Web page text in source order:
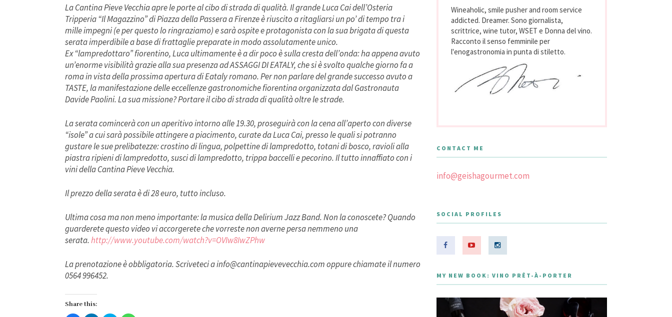
La Cantina Pieve Vecchia apre le porte al cibo di strada di qualità. Il grande Luca Cai dell’Osteria
Tripperia “Il Magazzino” di Piazza della Passera a Firenze è riuscito a ritagliarsi un po’ di tempo tra i
mille impegni (e per questo lo ringraziamo) e sarà ospite e protagonista con la sua brigata di questa
serata imperdibile a base di frattaglie preparate in modo assolutamente unico.
Ex “lampredottaro” fiorentino, Luca ultimamente è a dir poco è sulla cresta dell’onda: ha appena avuto
un’enorme visibilità grazie alla sua presenza ad ASSAGGI DI EATALY, che si è svolto qualche giorno fa a
roma in vista della prossima apertura di Eataly romano. Per non parlare del grande successo avuto a
TASTE, la manifestazione delle eccellenze gastronomiche fiorentina organizzata dal Gastronauta
Davide Paolini. La sua missione? Portare il cibo di strada di qualità oltre le strade.
La serata comincerà con un aperitivo intorno alle 19.30, proseguirà con la cena all’aperto con diverse
“isole” a cui sarà possibile attingere a piacimento, curate da Luca Cai, presso le quali si potranno
gustare le sue prelibatezze: crostino di lingua, polpettine di lampredotto, totani di bosco, ravioli alla
piastra ripieni di lampredotto, susci di lampredotto, trippa baccelli e pecorino. Il tutto innaffiato con i
vini della Cantina Pieve Vecchia.
Il prezzo della serata è di 28 euro, tutto incluso.
Ultima cosa ma non meno importante: la musica della Delirium Jazz Band. Non la conoscete? Quando
guarderete questo video vi accorgerete che vorreste non averne persa nemmeno una
serata.http://www.youtube.com/watch?v=OVIw8IwZPhw
La prenotazione è obbligatoria. Scriveteci a info@cantinapievevecchia.com oppure chiamate il numero
0564 996452.
Share this:
Wineaholic, smile pusher and room service
addicted. Dreamer. Sono giornalista,
scrittrice, wine tutor, WSET e Donna del vino.
Racconto il senso femminile per
l'enogastronomia in punta di stiletto.
CONTACT ME
info@geishagourmet.com
SOCIAL PROFILES
MY NEW BOOK: VINO PRÊT-À-PORTER